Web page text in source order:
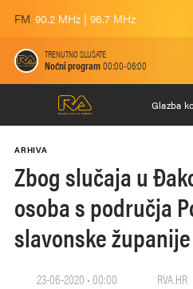
FM 90.2 MHz | 96.7 MHz
TRENUTNO SLUŠATE
Noćni program00:00-06:00
Glazba
ARHIVA
Zbog slučaja u
osoba s područja
slavonske
23-06-2020 • 00:00 RVA.HR